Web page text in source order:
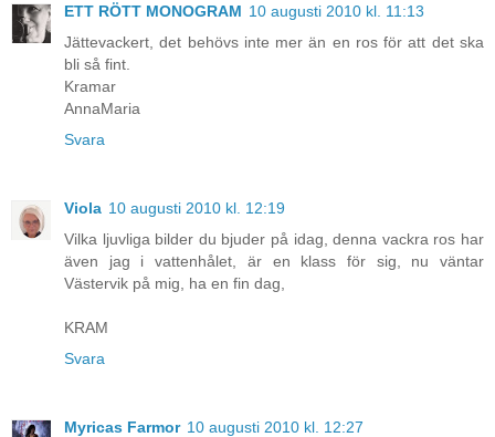
ETT RÖTT MONOGRAM 10 augusti 2010 kl. 11:13
Jättevackert, det behövs inte mer än en ros för att det ska
bli så fint.
Kramar
AnnaMaria
Svara
Viola 10 augusti 2010 kl. 12:19
Vilka ljuvliga bilder du bjuder på idag, denna vackra ros har
även jag i vattenhålet, är en klass för sig, nu väntar
Västervik på mig, ha en fin dag,
KRAM
Svara
Myricas Farmor 10 augusti 2010 kl. 12:27